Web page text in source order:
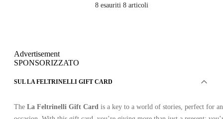
8 esauriti 8 articoli
Advertisement
SPONSORIZZATO
SUL LA FELTRINELLI GIFT CARD
The La Feltrinelli Gift Card is a key to a world of stories, perfect for